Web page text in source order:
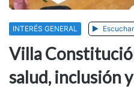
INTERÉS GENERAL
Villa
salud, inclusión